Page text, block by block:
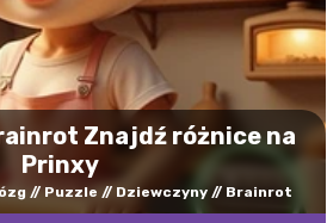
Znajdź różnice na
Prinxy
Puzzle Dziewczyny Brainrot